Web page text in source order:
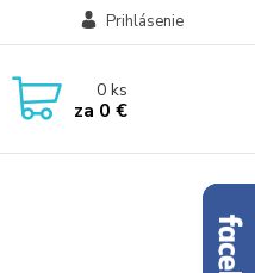
Prihlásenie
0ks
za 0 €